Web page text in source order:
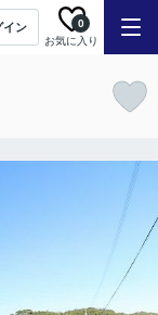
イン
お気に入り
0